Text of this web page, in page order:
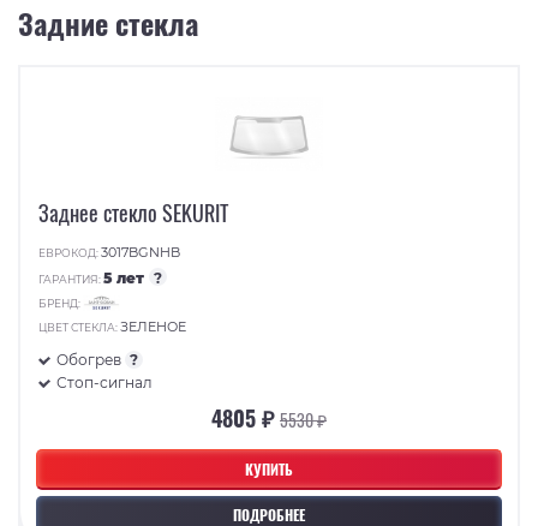
Задние стекла
КУПИТЬ
ПОДРОБНЕЕ
Заднее стекло SEKURIT
ЕВРОКОД:3017BGNHB
ГАРАНТИЯ:5 лет ?
БРЕНД:
ЦВЕТ СТЕКЛА:ЗЕЛЕНОЕ
Обогрев ?
Стоп-сигнал
4805 ₽5530 ₽